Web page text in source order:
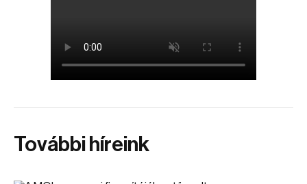
További híreink